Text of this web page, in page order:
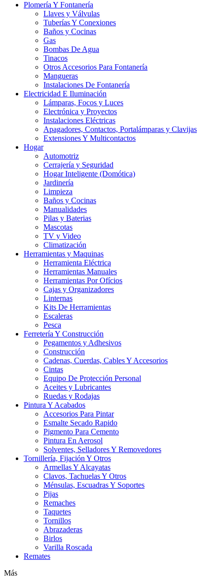
Plomería Y Fontanería
Llaves y Válvulas
Tuberías Y Conexiones
Baños y Cocinas
Gas
Bombas De Agua
Tinacos
Otros Accesorios Para Fontanería
Mangueras
Instalaciones De Fontanería
Electricidad E Iluminación
Lámparas, Focos y Luces
Electrónica y Proyectos
Instalaciones Eléctricas
Apagadores, Contactos, Portalámparas y Clavijas
Extensiones Y Multicontactos
Hogar
Automotriz
Cerrajería y Seguridad
Hogar Inteligente (Domótica)
Jardinería
Limpieza
Baños y Cocinas
Manualidades
Pilas y Baterias
Mascotas
TV y Video
Climatización
Herramientas y Maquinas
Herramienta Eléctrica
Herramientas Manuales
Herramientas Por Ofícios
Cajas y Organizadores
Linternas
Kits De Herramientas
Escaleras
Pesca
Ferretería Y Construcción
Pegamentos y Adhesivos
Construcción
Cadenas, Cuerdas, Cables Y Accesorios
Cintas
Equipo De Protección Personal
Aceites y Lubricantes
Ruedas y Rodajas
Pintura Y Acabados
Accesorios Para Pintar
Esmalte Secado Rapido
Pigmento Para Cemento
Pintura En Aerosol
Solventes, Selladores Y Removedores
Tornillería, Fijación Y Otros
Armellas Y Alcayatas
Clavos, Tachuelas Y Otros
Ménsulas, Escuadras Y Soportes
Pijas
Remaches
Taquetes
Tornillos
Abrazaderas
Birlos
Varilla Roscada
Remates
Más